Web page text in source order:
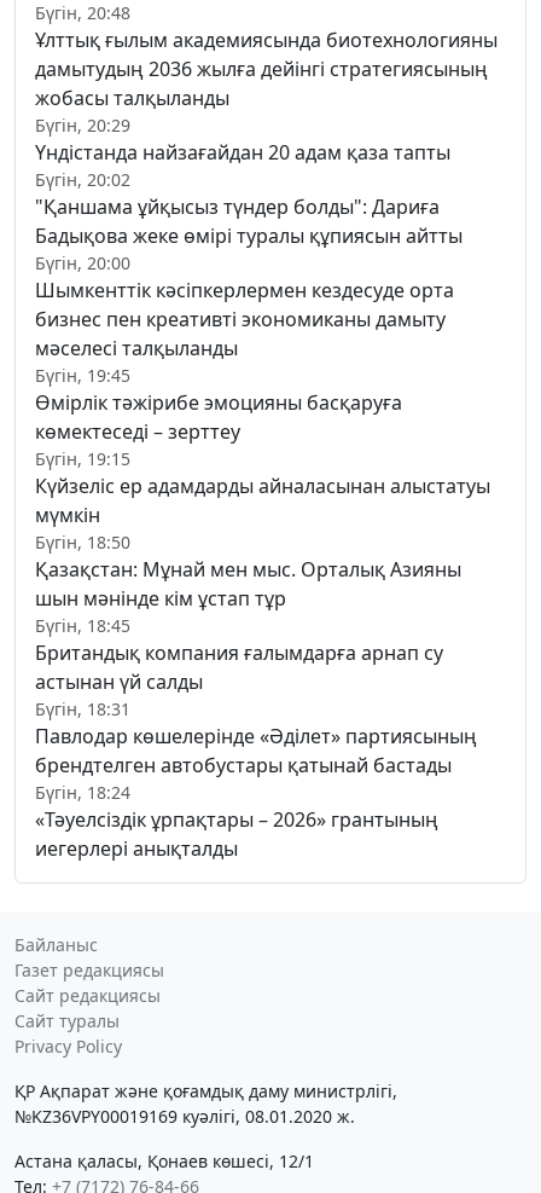
Бүгін, 20:48
Ұлттық ғылым академиясында биотехнологияны
дамытудың 2036 жылға дейінгі стратегиясының
жобасы талқыланды
Бүгін, 20:29
Үндістанда найзағайдан 20 адам қаза тапты
Бүгін, 20:02
"Қаншама ұйқысыз түндер болды": Дариға
Бадықова жеке өмірі туралы құпиясын айтты
Бүгін, 20:00
Шымкенттік кәсіпкерлермен кездесуде орта
бизнес пен креативті экономиканы дамыту
мәселесі талқыланды
Бүгін, 19:45
Өмірлік тәжірибе эмоцияны басқаруға
көмектеседі – зерттеу
Бүгін, 19:15
Күйзеліс ер адамдарды айналасынан алыстатуы
мүмкін
Бүгін, 18:50
Қазақстан: Мұнай мен мыс. Орталық Азияны
шын мәнінде кім ұстап тұр
Бүгін, 18:45
Британдық компания ғалымдарға арнап су
астынан үй салды
Бүгін, 18:31
Павлодар көшелерінде «Әділет» партиясының
брендтелген автобустары қатынай бастады
Бүгін, 18:24
«Тәуелсіздік ұрпақтары – 2026» грантының
иегерлері анықталды
Байланыс
Газет редакциясы
Сайт редакциясы
Сайт туралы
Privacy Policy
ҚР Ақпарат және қоғамдық даму министрлігі,
№KZ36VPY00019169 куәлігі, 08.01.2020 ж.
Астана қаласы, Қонаев көшесі, 12/1
Тел: +7 (7172) 76-84-66